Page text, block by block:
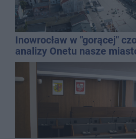
Inowrocław w "gorącej"
analizy Onetu nasze
najbardziej narażonych na